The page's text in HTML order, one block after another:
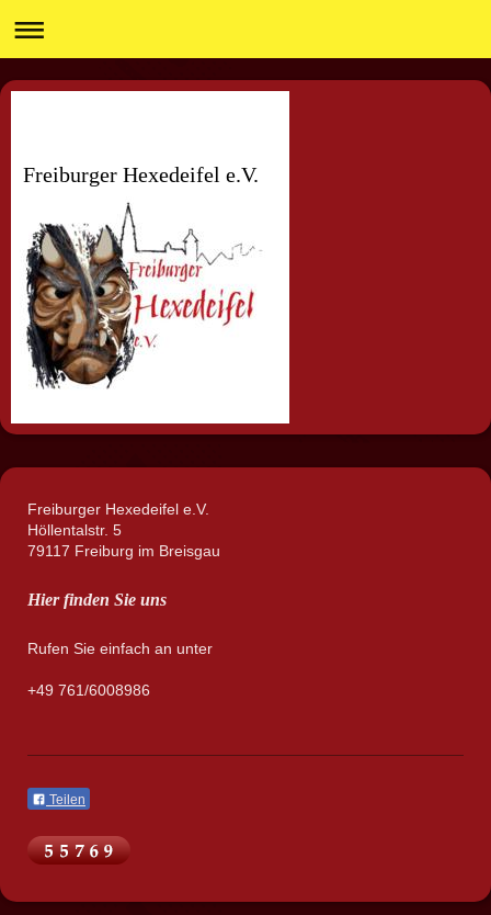
Freiburger Hexedeifel e.V.
Freiburger Hexedeifel e.V.
Höllentalstr. 5
79117 Freiburg im Breisgau
Hier finden Sie uns
Rufen Sie einfach an unter
+49 761/6008986
Teilen